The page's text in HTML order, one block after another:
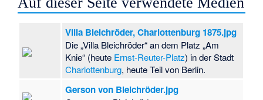
Villa Bleichröder, Charlottenburg 1875.jpg
Die „Villa Bleichröder“ an dem Platz „Am
Knie“ (heute Ernst-Reuter-Platz) in der Stadt
Charlottenburg, heute Teil von Berlin.
Gerson von Bleichröder.jpg